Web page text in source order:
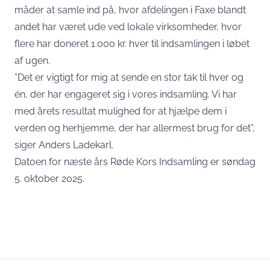
måder at samle ind på, hvor afdelingen i Faxe blandt
andet har været ude ved lokale virksomheder, hvor
flere har doneret 1.000 kr. hver til indsamlingen i løbet
af ugen.
”Det er vigtigt for mig at sende en stor tak til hver og
én, der har engageret sig i vores indsamling. Vi har
med årets resultat mulighed for at hjælpe dem i
verden og herhjemme, der har allermest brug for det”,
siger Anders Ladekarl.
Datoen for næste års Røde Kors Indsamling er søndag
5. oktober 2025.